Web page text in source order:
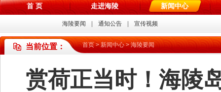
首 页 走进海陵 新闻中心
海陵要闻 通知公告 宣传视频
当前位置： 首页>新闻中心>海陵要闻
赏荷正当时！海陵